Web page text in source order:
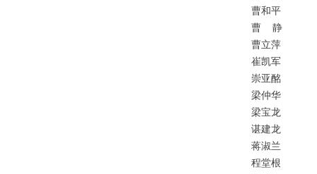
曹和平
曹
静
曹立萍
崔凯军
崇亚酩
梁仲华
梁宝龙
谌建龙
蒋淑兰
程堂根